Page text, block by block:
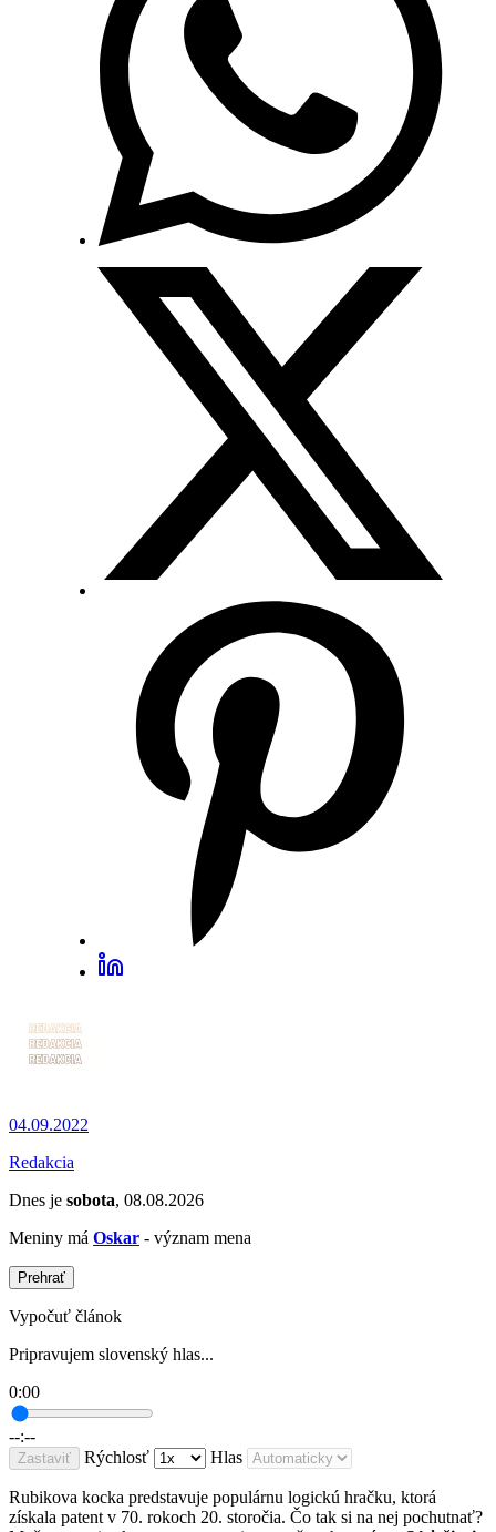
04.09.2022
Redakcia
Dnes je sobota, 08.08.2026
Meniny má Oskar - význam mena
Prehrať
Vypočuť článok
Pripravujem slovenský hlas...
0:00
--:--
Zastaviť Rýchlosť Hlas
Rubikova kocka predstavuje populárnu logickú hračku, ktorá
získala patent v 70. rokoch 20. storočia. Čo tak si na nej pochutnať?